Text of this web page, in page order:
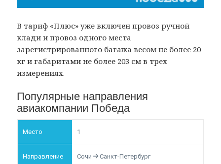
В тариф «Плюс» уже включен провоз ручной
клади и провоз одного места
зарегистрированного багажа весом не более 20
кг и габаритами не более 203 см в трех
измерениях.
Популярные направления
авиакомпании Победа
1
Сочи Санкт-Петербург